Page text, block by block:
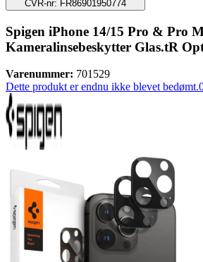
CVR-nr: FR86901950774
Spigen iPhone 14/15 Pro & Pro
Kameralinsebeskytter Glas.tR
Varenummer: 701529
Dette produkt er endnu ikke blevet bedømt.